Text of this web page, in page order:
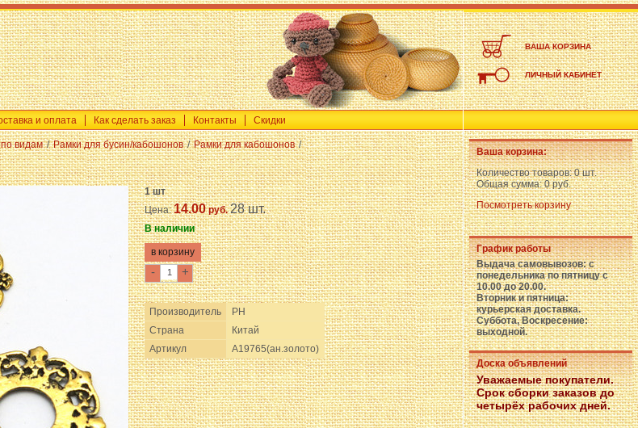
ВАША КОРЗИНА
ЛИЧНЫЙ КАБИНЕТ
и оплата Как сделать заказ Контакты Скидки
видам / Рамки для бусин/кабошонов / Рамки для кабошонов /
1 шт
Цена:14.00руб.28 шт.
В наличии
- +
Производитель
PH
Страна
Китай
Артикул
A19765(ан.золото)
Ваша корзина:
Количество товаров:0 шт.
Общая сумма:0 руб.
Посмотреть корзину
График работы
Выдача самовывозов: с
понедельника по пятницу с
10.00 до 20.00.
Вторник и пятница:
курьерская доставка.
Суббота, Воскресение:
выходной.
Доска объявлений
Уважаемые покупатели.
Срок сборки заказов до
четырёх рабочих дней.